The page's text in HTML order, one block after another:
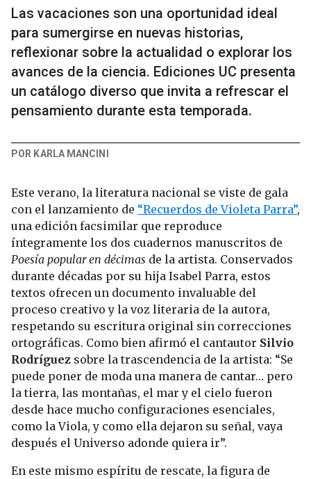
Las vacaciones son una oportunidad ideal
para sumergirse en nuevas historias,
reflexionar sobre la actualidad o explorar los
avances de la ciencia. Ediciones UC presenta
un catálogo diverso que invita a refrescar el
pensamiento durante esta temporada.
POR KARLA MANCINI
Este verano, la literatura nacional se viste de gala
con el lanzamiento de “Recuerdos de Violeta Parra”,
una edición facsimilar que reproduce
íntegramente los dos cuadernos manuscritos de
Poesía popular en décimas de la artista. Conservados
durante décadas por su hija Isabel Parra, estos
textos ofrecen un documento invaluable del
proceso creativo y la voz literaria de la autora,
respetando su escritura original sin correcciones
ortográficas. Como bien afirmó el cantautor Silvio
Rodríguez sobre la trascendencia de la artista: “Se
puede poner de moda una manera de cantar… pero
la tierra, las montañas, el mar y el cielo fueron
desde hace mucho configuraciones esenciales,
como la Viola, y como ella dejaron su señal, vaya
después el Universo adonde quiera ir”.
En este mismo espíritu de rescate, la figura de